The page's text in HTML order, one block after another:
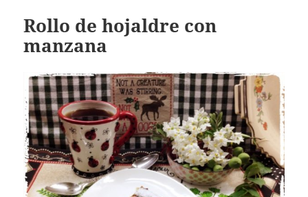
Rollo de hojaldre con
manzana